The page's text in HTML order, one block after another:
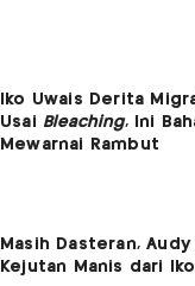
Iko Uwais Derita
Usai Bleaching, Ini
Mewarnai Rambut
Masih Dasteran, Audy
Kejutan Manis dari